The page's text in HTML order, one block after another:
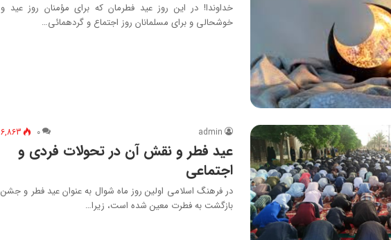
خداوندا! در این روز عید فطرمان که برای مؤمنان روز عید و
خوشحالی و برای مسلمانان روز اجتماع و گردهمائی…
admin ۰ 6,863
عید فطر و نقش آن در تحولات فردی و
اجتماعی
در فرهنگ اسلامی اولین روز ماه شوال به عنوان عید فطر و جشن
بازگشت به فطرت معین شده است، زیرا…